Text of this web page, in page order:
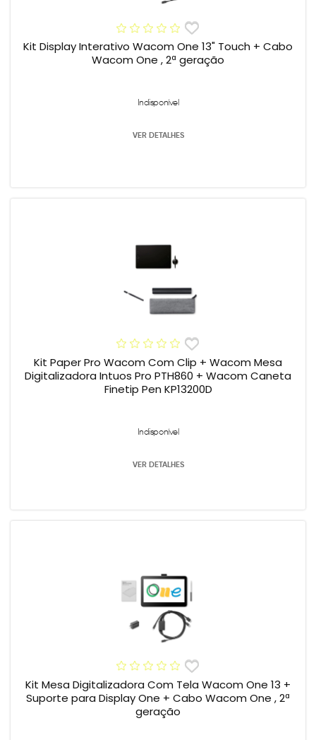
Kit Display Interativo Wacom One 13" Touch + Cabo
Wacom One , 2ª geração
Indisponível
VER DETALHES
Kit Paper Pro Wacom Com Clip + Wacom Mesa
Digitalizadora Intuos Pro PTH860 + Wacom Caneta
Finetip Pen KP13200D
Indisponível
VER DETALHES
Kit Mesa Digitalizadora Com Tela Wacom One 13 +
Suporte para Display One + Cabo Wacom One , 2ª
geração